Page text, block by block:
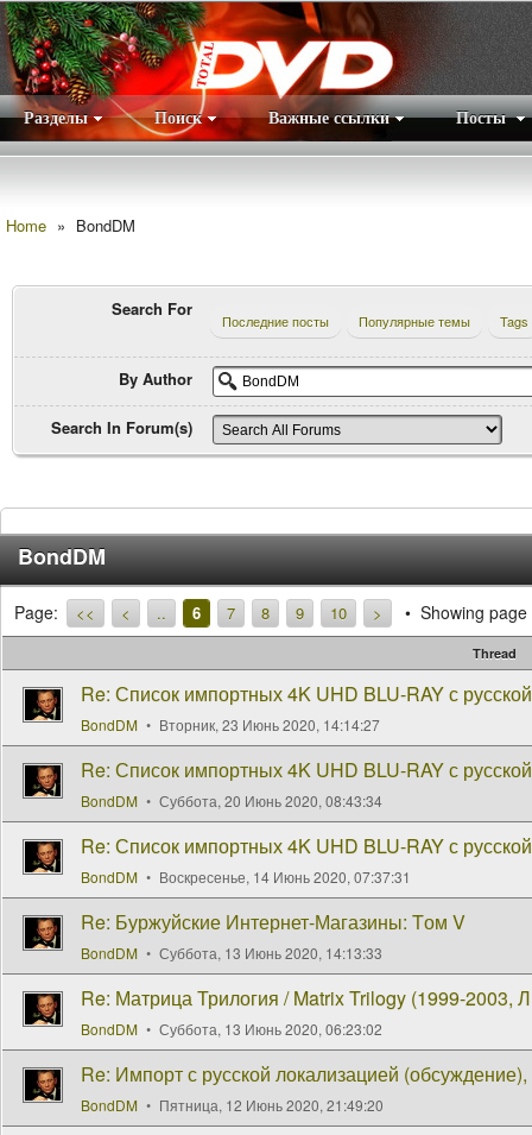
Разделы Поиск Важные ссылки Посты
Home » BondDM
Search For
Последние посты Популярные темы Tags
By Author
Search In Forum(s)
BondDM
Page: << < .. 6 7 8 9 10 > Showing
Thread
Re: Список импортных 4K UHD BLU-RAY с
BondDM Вторник, 23 Июнь 2020, 14:14:27
Re: Список импортных 4K UHD BLU-RAY с
BondDM Суббота, 20 Июнь 2020, 08:43:34
Re: Список импортных 4K UHD BLU-RAY с
BondDM Воскресенье, 14 Июнь 2020, 07:37:31
Re: Буржуйские Интернет-Магазины: Tом V
BondDM Суббота, 13 Июнь 2020, 14:13:33
Re: Матрица Трилогия / Matrix Trilogy (1999-2003,
BondDM Суббота, 13 Июнь 2020, 06:23:02
Re: Импорт с русской локализацией
BondDM Пятница, 12 Июнь 2020, 21:49:20